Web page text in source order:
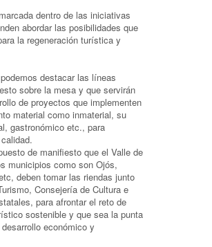
dentro de las iniciativas
abordar las posibilidades que
la regeneración turística y
destacar las líneas
sobre la mesa y que servirán
de proyectos que implementen
material como inmaterial, su
gastronómico etc., para
de manifiesto que el Valle de
municipios como son Ojós,
deben tomar las riendas junto
Consejería de Cultura e
para afrontar el reto de
sostenible y que sea la punta
económico y